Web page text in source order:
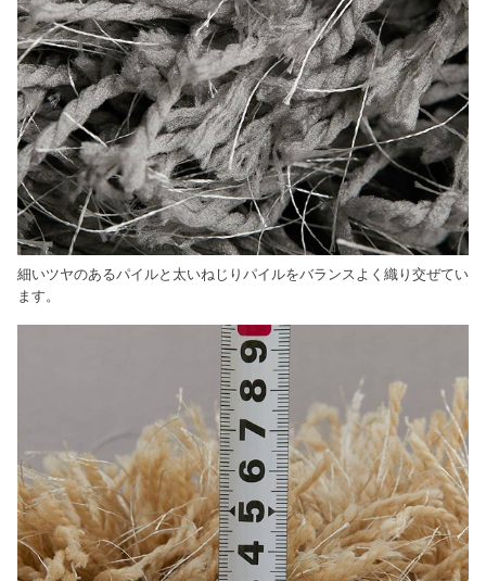
細いツヤのあるパイルと太いねじりパイルをバランスよく織り交ぜてい
ます。